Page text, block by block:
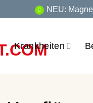
NEU:
Krankheiten